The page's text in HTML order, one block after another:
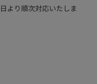
より順次対応いたしま